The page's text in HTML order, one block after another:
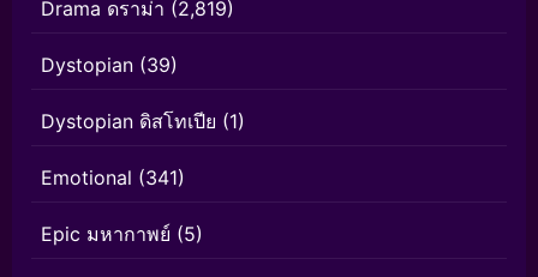
Drama ดราม่า (2,819)
Dystopian (39)
Dystopian ดิสโทเปีย (1)
Emotional (341)
Epic มหากาพย์ (5)